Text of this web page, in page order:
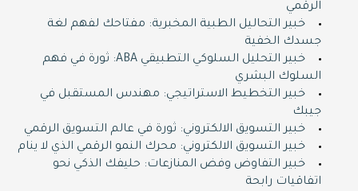
الرقمي
خبير التحاليل الطبية المخبرية: مفتاحك لفهم لغة
جسدك الخفية
خبير التحليل السلوكي التطبيقي ABA: ثورة في فهم
السلوك البشري
خبير التخطيط الاستراتيجي: مهندس المستقبل في
جيبك
خبير التسويق الالكتروني: ثورة في عالم التسويق الرقمي
خبير التسويق الالكتروني: محرك النمو الرقمي الذي لا ينام
خبير التفاوض وفض المنازعات: حليفك الذكي نحو
اتفاقيات رابحة